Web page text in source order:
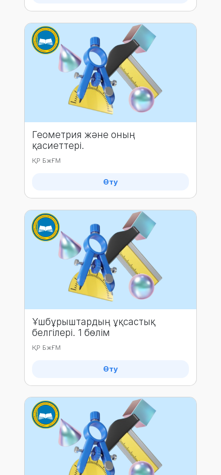
Геометрия және оның
қасиеттері.
ҚР БжҒМ
Өту
Ұшбұрыштардың ұқсастық
белгілері. 1 бөлім
ҚР БжҒМ
Өту